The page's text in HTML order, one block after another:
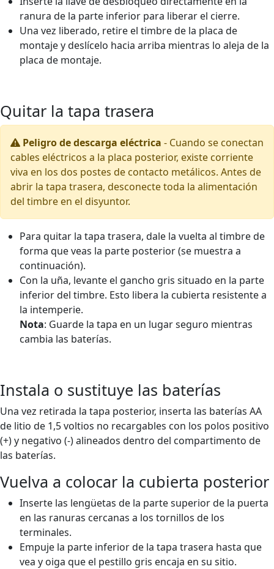
ranura de la parte inferior para liberar el cierre.
Una vez liberado, retire el timbre de la placa de
montaje y deslícelo hacia arriba mientras lo aleja de la
placa de montaje.
Quitar la tapa trasera
Peligro de descarga eléctrica - Cuando se conectan
cables eléctricos a la placa posterior, existe corriente
viva en los dos postes de contacto metálicos. Antes de
abrir la tapa trasera, desconecte toda la alimentación
del timbre en el disyuntor.
Para quitar la tapa trasera, dale la vuelta al timbre de
forma que veas la parte posterior (se muestra a
continuación).
Con la uña, levante el gancho gris situado en la parte
inferior del timbre. Esto libera la cubierta resistente a
la intemperie.
Nota: Guarde la tapa en un lugar seguro mientras
cambia las baterías.
Instala o sustituye las baterías
Una vez retirada la tapa posterior, inserta las baterías AA
de litio de 1,5 voltios no recargables con los polos positivo
(+) y negativo (-) alineados dentro del compartimento de
las baterías.
Vuelva a colocar la cubierta posterior
Inserte las lengüetas de la parte superior de la puerta
en las ranuras cercanas a los tornillos de los
terminales.
Empuje la parte inferior de la tapa trasera hasta que
vea y oiga que el pestillo gris encaja en su sitio.